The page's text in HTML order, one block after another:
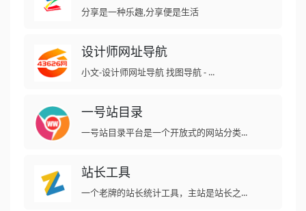
分享是一种乐趣,分享便是生活
设计师网址导航
小文-设计师网址导航 找图导航 - ...
一号站目录
一号站目录平台是一个开放式的网站分类...
站长工具
一个老牌的站长统计工具，主站是站长之...